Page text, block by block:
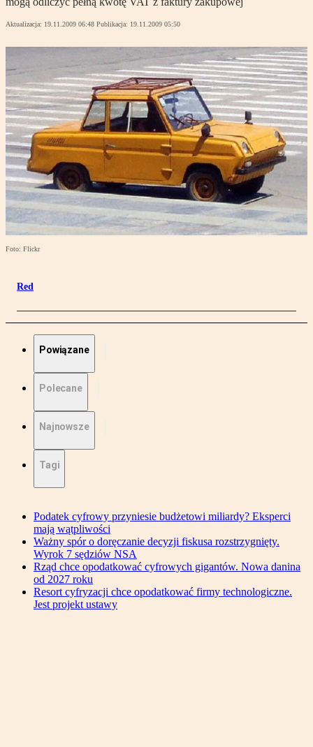
Aktualizacja: 19.11.2009 06:48 Publikacja: 19.11.2009 05:50
Foto: Flickr
Red
Powiązane
Polecane
Najnowsze
Tagi
Podatek cyfrowy przyniesie budżetowi miliardy? Eksperci
mają wątpliwości
Ważny spór o doręczanie decyzji fiskusa rozstrzygnięty.
Wyrok 7 sędziów NSA
Rząd chce opodatkować cyfrowych gigantów. Nowa danina
od 2027 roku
Resort cyfryzacji chce opodatkować firmy technologiczne.
Jest projekt ustawy